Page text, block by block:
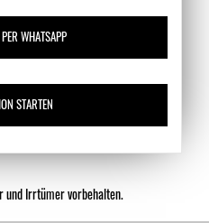
WHATSAPP
STARTEN
und Irrtümer vorbehalten.